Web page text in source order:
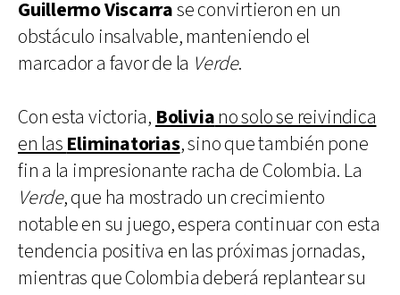
Guillermo Viscarrase convirtieron en un
obstáculo insalvable, manteniendo el
marcador a favor de la Verde.
Con esta victoria, Boliviano solo se reivindica
en las Eliminatorias, sino que también pone
fin a la impresionante racha de Colombia. La
Verde, que ha mostrado un crecimiento
notable en su juego, espera continuar con esta
tendencia positiva en las próximas jornadas,
mientras que Colombia deberá replantear su